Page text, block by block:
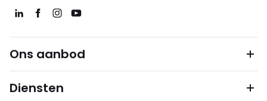
Ons aanbod
Diensten